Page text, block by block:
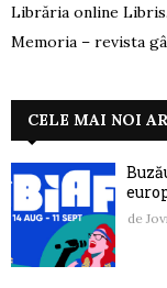
Librăria online
Memoria – revista
CELE MAI NOI
de